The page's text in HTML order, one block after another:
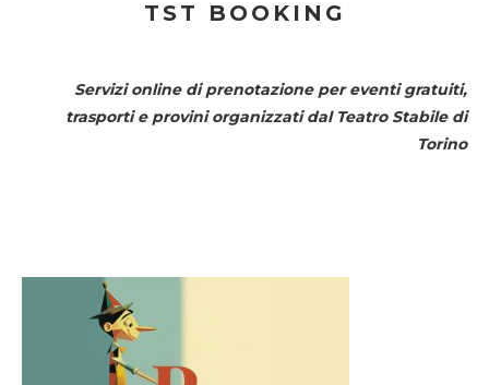
TST BOOKING
Servizi online di prenotazione per eventi gratuiti,
trasporti e provini organizzati dal Teatro Stabile di
Torino